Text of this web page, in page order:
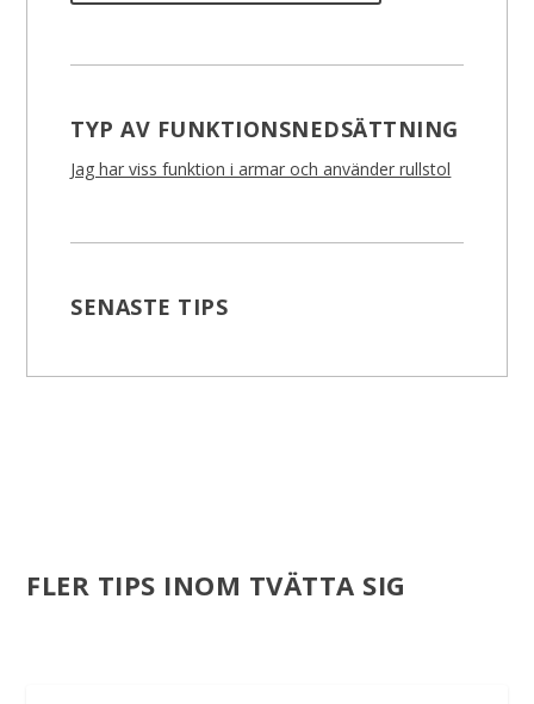
TYP AV FUNKTIONSNEDSÄTTNING
Jag har viss funktion i armar och använder rullstol
SENASTE TIPS
FLER TIPS INOM TVÄTTA SIG